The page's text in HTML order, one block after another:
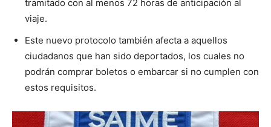
tramitado con al menos 72 horas de anticipación al
viaje.
Este nuevo protocolo también afecta a aquellos
ciudadanos que han sido deportados, los cuales no
podrán comprar boletos o embarcar si no cumplen con
estos requisitos.